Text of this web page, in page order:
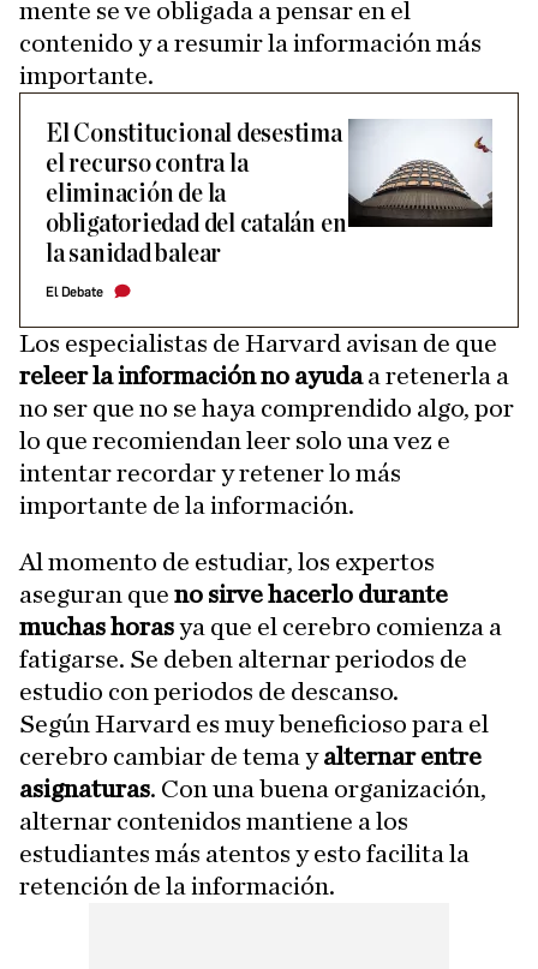
mente se ve obligada a pensar en el
contenido y a resumir la información más
importante.
El Constitucional desestima
el recurso contra la
eliminación de la
obligatoriedad del catalán en
la sanidad balear
El Debate
Los especialistas de Harvard avisan de que
releer la información no ayudaa retenerla a
no ser que no se haya comprendido algo, por
lo que recomiendan leer solo una vez e
intentar recordar y retener lo más
importante de la información.
Al momento de estudiar, los expertos
aseguran que no sirve hacerlo durante
muchas horasya que el cerebro comienza a
fatigarse. Se deben alternar periodos de
estudio con periodos de descanso.
Según Harvard es muy beneficioso para el
cerebro cambiar de tema yalternar entre
asignaturas. Con una buena organización,
alternar contenidos mantiene a los
estudiantes más atentos y esto facilita la
retención de la información.